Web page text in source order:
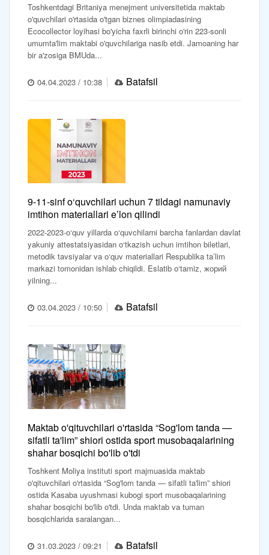
Toshkentdagi Britaniya menejment universitetida maktab
o'quvchilari o'rtasida o'tgan biznes olimpiadasining
Ecocollector loyihasi bo'yicha faxrli birinchi o'rin 223-sonli
umumta'lim maktabi o'quvchilariga nasib etdi. Jamoaning har
bir a'zosiga BMUda...
04.04.2023 / 10:38 Batafsil
9-11-sinf o‘quvchilari uchun 7 tildagi namunaviy
imtihon materiallari e’lon qilindi
2022-2023-o‘quv yillarda o‘quvchilarni barcha fanlardan davlat
yakuniy attestatsiyasidan o‘tkazish uchun imtihon biletlari,
metodik tavsiyalar va o‘quv materiallari Respublika ta’lim
markazi tomonidan ishlab chiqildi. Eslatib o‘tamiz, жорий
yilning...
03.04.2023 / 10:50 Batafsil
Maktab o'qituvchilari o'rtasida “Sog'lom tanda —
sifatli ta'lim” shiori ostida sport musobaqalarining
shahar bosqichi bo'lib o'tdi
Toshkent Moliya instituti sport majmuasida maktab
o'qituvchilari o'rtasida “Sog'lom tanda — sifatli ta'lim” shiori
ostida Kasaba uyushmasi kubogi sport musobaqalarining
shahar bosqichi bo'lib o'tdi. Unda maktab va tuman
bosqichlarida saralangan...
31.03.2023 / 09:21 Batafsil